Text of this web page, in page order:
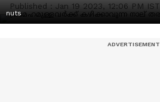
Published : Jan 19 2023, 12:06 PM IST
nuts